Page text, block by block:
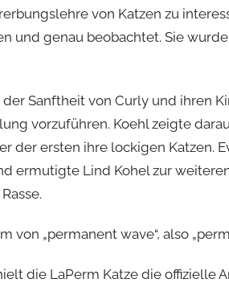
von Katzen zu
und genau beobachtet. Sie
Sanftheit von Curly und ihren
vorzuführen. Koehl zeigte
der ersten ihre lockigen Katzen.
ermutigte Lind Kohel zur
„permanent wave“, also
die LaPerm Katze die offizielle